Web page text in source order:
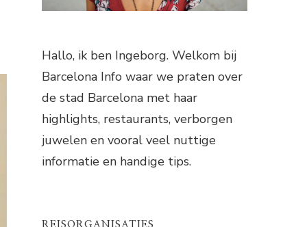
Hallo, ik ben Ingeborg. Welkom bij
Barcelona Info waar we praten over
de stad Barcelona met haar
highlights, restaurants, verborgen
juwelen en vooral veel nuttige
informatie en handige tips.
REISORGANISATIES